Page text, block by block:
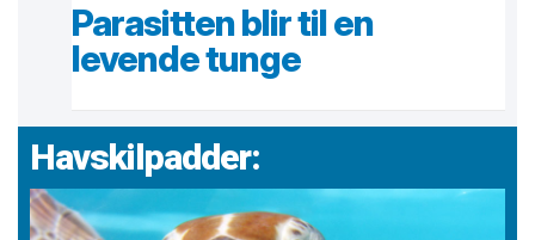
Parasitten blir til en
levende tunge
Havskilpadder: